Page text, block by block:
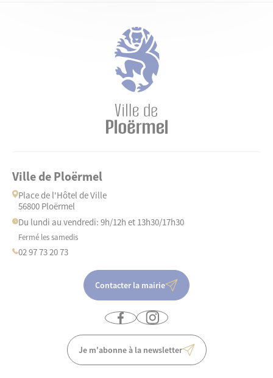
Ville de Ploërmel
Place de l'Hôtel de Ville
56800 Ploërmel
Du lundi au vendredi: 9h/12h et 13h30/17h30
Fermé les samedis
02 97 73 20 73
Contacter la mairie
Je m'abonne à la newsletter